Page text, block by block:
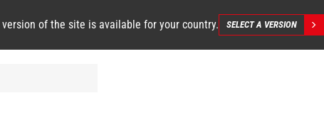
version of the site is available for your country. SELECT A VERSION